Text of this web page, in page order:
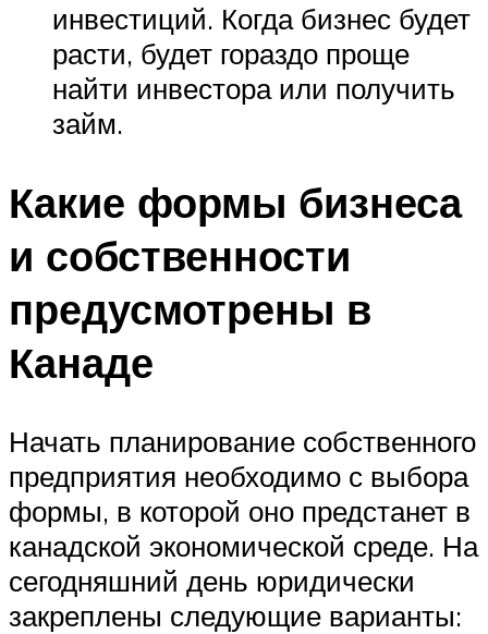
инвестиций. Когда бизнес будет
расти, будет гораздо проще
найти инвестора или получить
займ.
Какие формы бизнеса
и собственности
предусмотрены в
Канаде
Начать планирование собственного
предприятия необходимо с выбора
формы, в которой оно предстанет в
канадской экономической среде. На
сегодняшний день юридически
закреплены следующие варианты: